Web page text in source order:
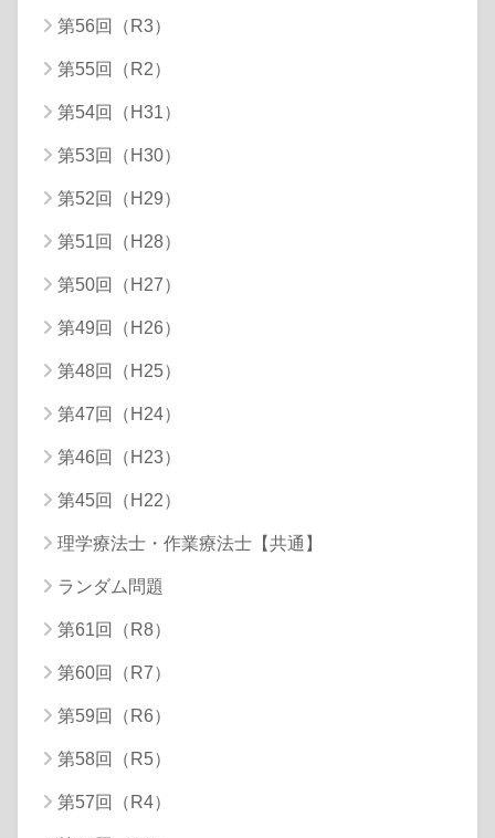
第56回（R3）
第55回（R2）
第54回（H31）
第53回（H30）
第52回（H29）
第51回（H28）
第50回（H27）
第49回（H26）
第48回（H25）
第47回（H24）
第46回（H23）
第45回（H22）
理学療法士・作業療法士【共通】
ランダム問題
第61回（R8）
第60回（R7）
第59回（R6）
第58回（R5）
第57回（R4）